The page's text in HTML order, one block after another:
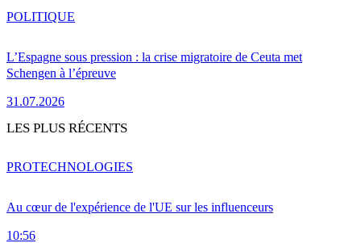
L’Espagne sous pression : la crise migratoire de Ceuta met
Schengen à l’épreuve
31.07.2026
POLITIQUE
LES PLUS RÉCENTS
Au cœur de l'expérience de l'UE sur les influenceurs
10:56
PROTECHNOLOGIES